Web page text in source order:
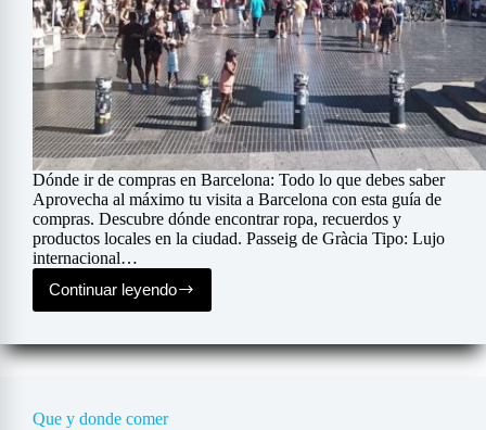
Dónde ir de compras en Barcelona: Todo lo que debes saber
Aprovecha al máximo tu visita a Barcelona con esta guía de
compras. Descubre dónde encontrar ropa, recuerdos y
productos locales en la ciudad. Passeig de Gràcia Tipo: Lujo
internacional…
Continuar leyendo
Compras
Que y donde comer